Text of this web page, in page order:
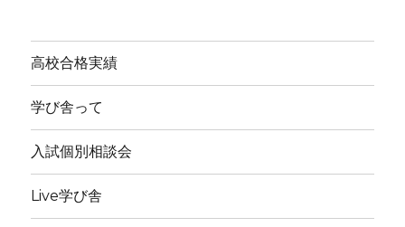
高校合格実績
学び舎って
入試個別相談会
Live学び舎